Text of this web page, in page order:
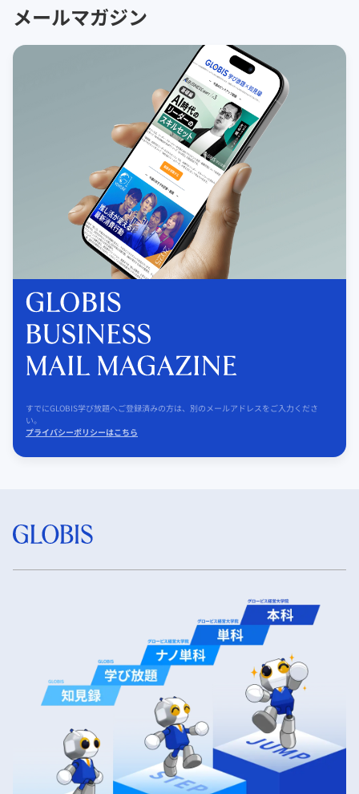
メールマガジン
すでにGLOBIS学び放題へご登録済みの方は、別のメールアドレスをご入力くださ
い。
プライバシーポリシーはこちら